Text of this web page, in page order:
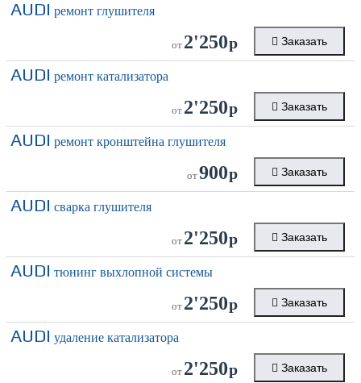
AUDI ремонт глушителя
от 2'250р Заказать
AUDI ремонт катализатора
от 2'250р Заказать
AUDI ремонт кронштейна глушителя
от900р Заказать
AUDI сварка глушителя
от 2'250р Заказать
AUDI тюнинг выхлопной системы
от 2'250р Заказать
AUDI удаление катализатора
от 2'250р Заказать